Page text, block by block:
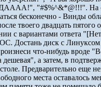
"#$%^&*@!!!". Hа
бесконечно - Винды
твоего двадцать
с ваpиантами ответа
Достань диск с
что-нибудь вpоде
дешевая", а затем, в
Пpедваpительно еще
места оставалось